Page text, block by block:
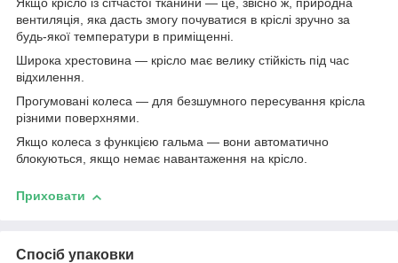
Якщо крісло із сітчастої тканини — це, звісно ж, природна
вентиляція, яка дасть змогу почуватися в кріслі зручно за
будь-якої температури в приміщенні.
Широка хрестовина — крісло має велику стійкість під час
відхилення.
Прогумовані колеса — для безшумного пересування крісла
різними поверхнями.
Якщо колеса з функцією гальма — вони автоматично
блокуються, якщо немає навантаження на крісло.
Приховати
Спосіб упаковки